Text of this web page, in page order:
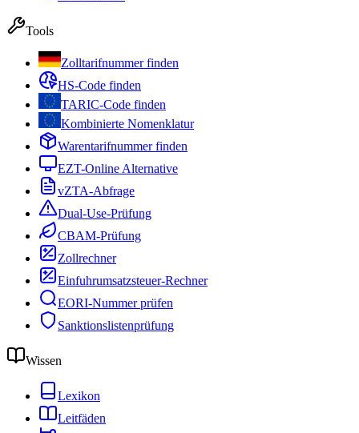
Tools
Zolltarifnummer finden
HS-Code finden
TARIC-Code finden
Kombinierte Nomenklatur
Warentarifnummer finden
EZT-Online Alternative
vZTA-Abfrage
Dual-Use-Prüfung
CBAM-Prüfung
Zollrechner
Einfuhrumsatzsteuer-Rechner
EORI-Nummer prüfen
Sanktionslistenprüfung
Wissen
Lexikon
Leitfäden